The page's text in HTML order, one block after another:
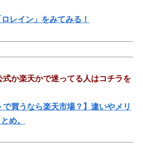
レイン」をみてみる！
式か楽天かで迷ってる人はコチラを
で買うなら楽天市場？】違いやメリ
め。